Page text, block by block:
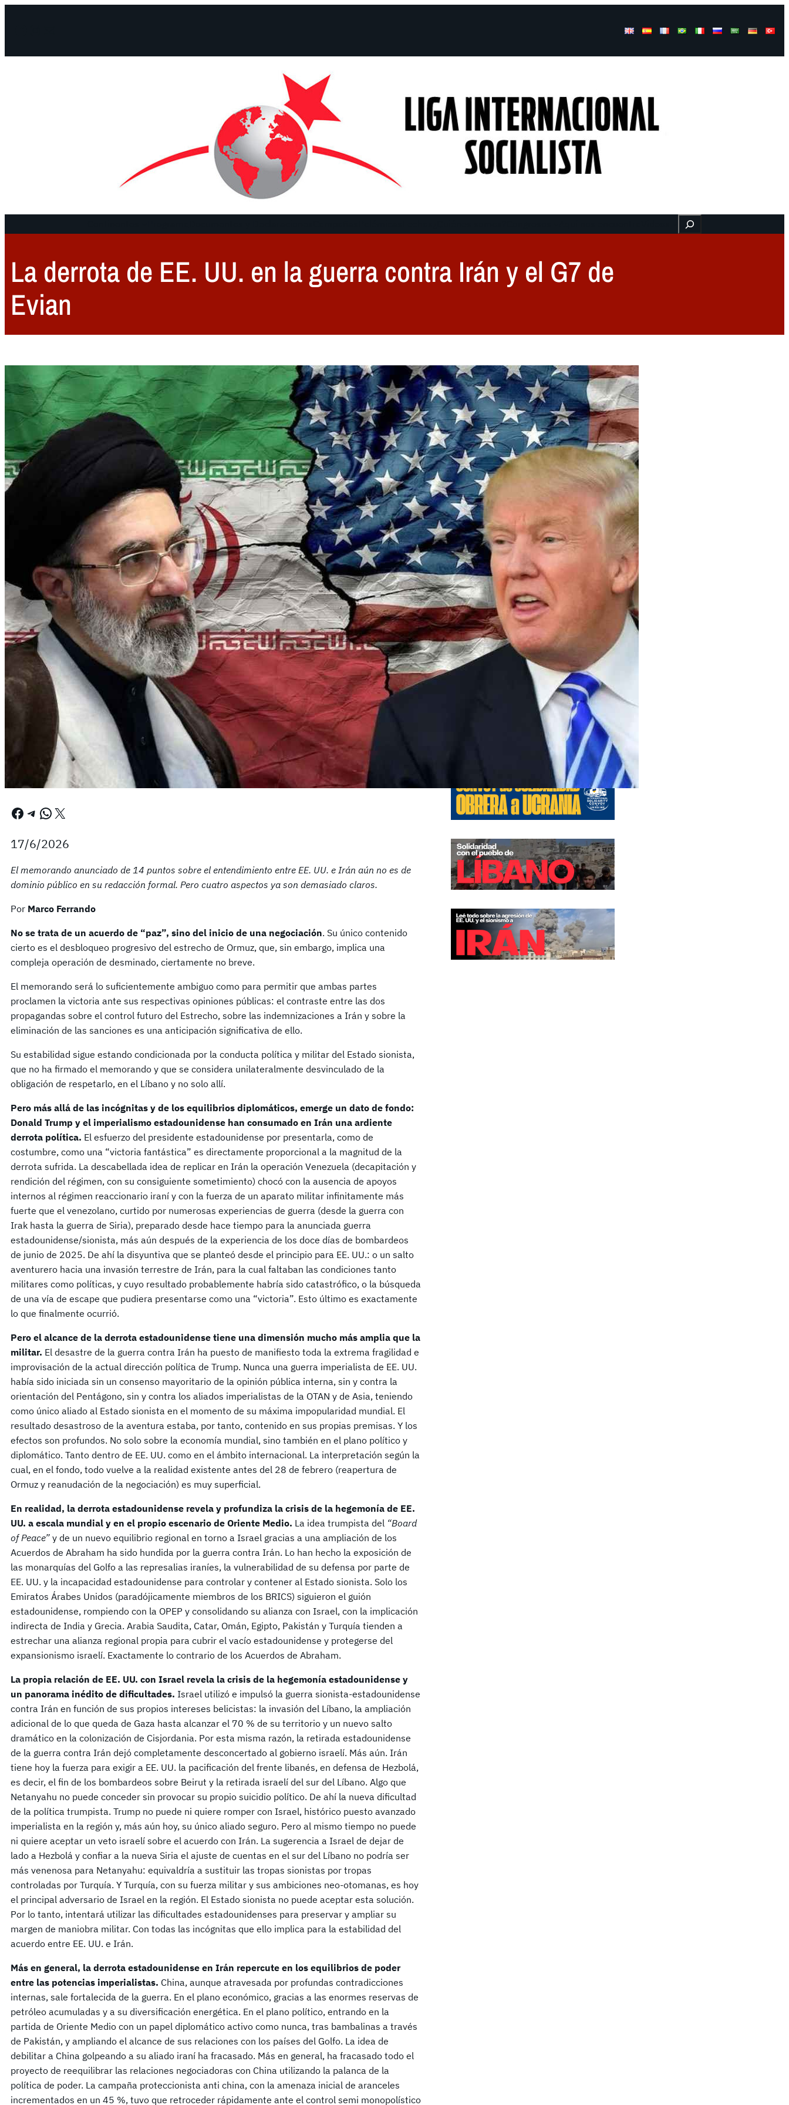
Buscar
La derrota de EE. UU. en la guerra contra Irán y el G7 de
Evian
Facebook Telegram WhatsApp X
17/6/2026
El memorando anunciado de 14 puntos sobre el entendimiento entre EE. UU. e Irán aún no es de
dominio público en su redacción formal. Pero cuatro aspectos ya son demasiado claros.
Por Marco Ferrando
No se trata de un acuerdo de “paz”, sino del inicio de una negociación. Su único contenido
cierto es el desbloqueo progresivo del estrecho de Ormuz, que, sin embargo, implica una
compleja operación de desminado, ciertamente no breve.
El memorando será lo suficientemente ambiguo como para permitir que ambas partes
proclamen la victoria ante sus respectivas opiniones públicas: el contraste entre las dos
propagandas sobre el control futuro del Estrecho, sobre las indemnizaciones a Irán y sobre la
eliminación de las sanciones es una anticipación significativa de ello.
Su estabilidad sigue estando condicionada por la conducta política y militar del Estado sionista,
que no ha firmado el memorando y que se considera unilateralmente desvinculado de la
obligación de respetarlo, en el Líbano y no solo allí.
Pero más allá de las incógnitas y de los equilibrios diplomáticos, emerge un dato de fondo:
Donald Trump y el imperialismo estadounidense han consumado en Irán una ardiente
derrota política. El esfuerzo del presidente estadounidense por presentarla, como de
costumbre, como una “victoria fantástica” es directamente proporcional a la magnitud de la
derrota sufrida. La descabellada idea de replicar en Irán la operación Venezuela (decapitación y
rendición del régimen, con su consiguiente sometimiento) chocó con la ausencia de apoyos
internos al régimen reaccionario iraní y con la fuerza de un aparato militar infinitamente más
fuerte que el venezolano, curtido por numerosas experiencias de guerra (desde la guerra con
Irak hasta la guerra de Siria), preparado desde hace tiempo para la anunciada guerra
estadounidense/sionista, más aún después de la experiencia de los doce días de bombardeos
de junio de 2025. De ahí la disyuntiva que se planteó desde el principio para EE. UU.: o un salto
aventurero hacia una invasión terrestre de Irán, para la cual faltaban las condiciones tanto
militares como políticas, y cuyo resultado probablemente habría sido catastrófico, o la búsqueda
de una vía de escape que pudiera presentarse como una “victoria”. Esto último es exactamente
lo que finalmente ocurrió.
Pero el alcance de la derrota estadounidense tiene una dimensión mucho más amplia que la
militar. El desastre de la guerra contra Irán ha puesto de manifiesto toda la extrema fragilidad e
improvisación de la actual dirección política de Trump. Nunca una guerra imperialista de EE. UU.
había sido iniciada sin un consenso mayoritario de la opinión pública interna, sin y contra la
orientación del Pentágono, sin y contra los aliados imperialistas de la OTAN y de Asia, teniendo
como único aliado al Estado sionista en el momento de su máxima impopularidad mundial. El
resultado desastroso de la aventura estaba, por tanto, contenido en sus propias premisas. Y los
efectos son profundos. No solo sobre la economía mundial, sino también en el plano político y
diplomático. Tanto dentro de EE. UU. como en el ámbito internacional. La interpretación según la
cual, en el fondo, todo vuelve a la realidad existente antes del 28 de febrero (reapertura de
Ormuz y reanudación de la negociación) es muy superficial.
En realidad, la derrota estadounidense revela y profundiza la crisis de la hegemonía de EE.
UU. a escala mundial y en el propio escenario de Oriente Medio. La idea trumpista del “Board
of Peace” y de un nuevo equilibrio regional en torno a Israel gracias a una ampliación de los
Acuerdos de Abraham ha sido hundida por la guerra contra Irán. Lo han hecho la exposición de
las monarquías del Golfo a las represalias iraníes, la vulnerabilidad de su defensa por parte de
EE. UU. y la incapacidad estadounidense para controlar y contener al Estado sionista. Solo los
Emiratos Árabes Unidos (paradójicamente miembros de los BRICS) siguieron el guión
estadounidense, rompiendo con la OPEP y consolidando su alianza con Israel, con la implicación
indirecta de India y Grecia. Arabia Saudita, Catar, Omán, Egipto, Pakistán y Turquía tienden a
estrechar una alianza regional propia para cubrir el vacío estadounidense y protegerse del
expansionismo israelí. Exactamente lo contrario de los Acuerdos de Abraham.
La propia relación de EE. UU. con Israel revela la crisis de la hegemonía estadounidense y
un panorama inédito de dificultades. Israel utilizó e impulsó la guerra sionista-estadounidense
contra Irán en función de sus propios intereses belicistas: la invasión del Líbano, la ampliación
adicional de lo que queda de Gaza hasta alcanzar el 70 % de su territorio y un nuevo salto
dramático en la colonización de Cisjordania. Por esta misma razón, la retirada estadounidense
de la guerra contra Irán dejó completamente desconcertado al gobierno israelí. Más aún. Irán
tiene hoy la fuerza para exigir a EE. UU. la pacificación del frente libanés, en defensa de Hezbolá,
es decir, el fin de los bombardeos sobre Beirut y la retirada israelí del sur del Líbano. Algo que
Netanyahu no puede conceder sin provocar su propio suicidio político. De ahí la nueva dificultad
de la política trumpista. Trump no puede ni quiere romper con Israel, histórico puesto avanzado
imperialista en la región y, más aún hoy, su único aliado seguro. Pero al mismo tiempo no puede
ni quiere aceptar un veto israelí sobre el acuerdo con Irán. La sugerencia a Israel de dejar de
lado a Hezbolá y confiar a la nueva Siria el ajuste de cuentas en el sur del Líbano no podría ser
más venenosa para Netanyahu: equivaldría a sustituir las tropas sionistas por tropas
controladas por Turquía. Y Turquía, con su fuerza militar y sus ambiciones neo-otomanas, es hoy
el principal adversario de Israel en la región. El Estado sionista no puede aceptar esta solución.
Por lo tanto, intentará utilizar las dificultades estadounidenses para preservar y ampliar su
margen de maniobra militar. Con todas las incógnitas que ello implica para la estabilidad del
acuerdo entre EE. UU. e Irán.
Más en general, la derrota estadounidense en Irán repercute en los equilibrios de poder
entre las potencias imperialistas. China, aunque atravesada por profundas contradicciones
internas, sale fortalecida de la guerra. En el plano económico, gracias a las enormes reservas de
petróleo acumuladas y a su diversificación energética. En el plano político, entrando en la
partida de Oriente Medio con un papel diplomático activo como nunca, tras bambalinas a través
de Pakistán, y ampliando el alcance de sus relaciones con los países del Golfo. La idea de
debilitar a China golpeando a su aliado iraní ha fracasado. Más en general, ha fracasado todo el
proyecto de reequilibrar las relaciones negociadoras con China utilizando la palanca de la
política de poder. La campaña proteccionista anti china, con la amenaza inicial de aranceles
incrementados en un 45 %, tuvo que retroceder rápidamente ante el control semi monopolístico
Ediciones anteriores